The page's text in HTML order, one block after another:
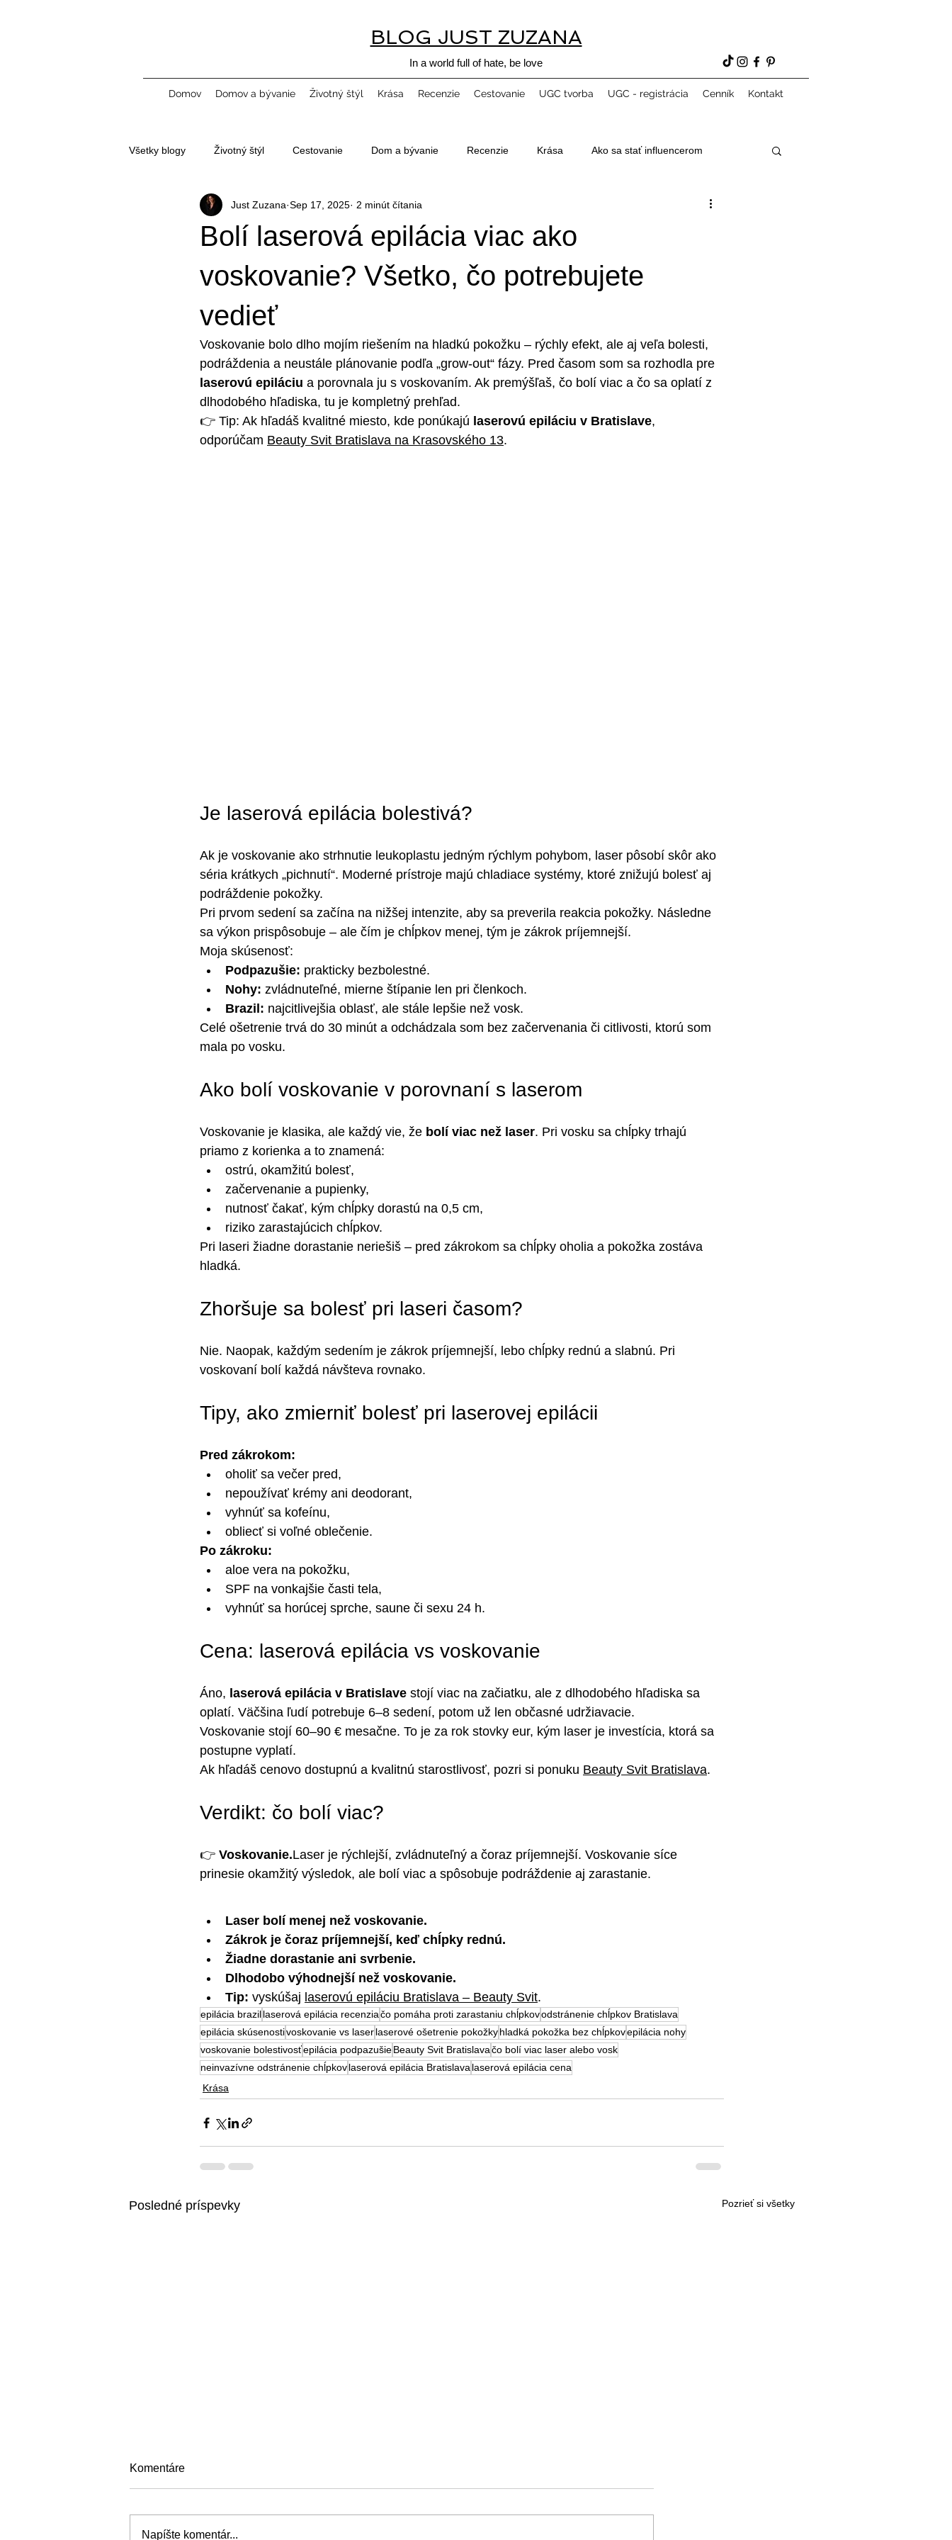
BLOG JUST ZUZANA
In a world full of hate, be love
Domov Domov a bývanie Životný štýl Krása Recenzie Cestovanie UGC tvorba UGC - registrácia Cenník Kontakt
Všetky blogy Životný štýl Cestovanie Dom a bývanie Recenzie Krása Ako sa stať influencerom
Tvorba obsahu a UGC
Bolí laserová epilácia viac ako
voskovanie? Všetko, čo potrebujete
vedieť
Just Zuzana Sep 17, 2025 2 minút čítania
Voskovanie bolo dlho mojím riešením na hladkú pokožku – rýchly efekt, ale aj veľa bolesti,
podráždenia a neustále plánovanie podľa „grow-out“ fázy. Pred časom som sa rozhodla pre
laserovú epiláciu a porovnala ju s voskovaním. Ak premýšľaš, čo bolí viac a čo sa oplatí z
dlhodobého hľadiska, tu je kompletný prehľad.
👉 Tip: Ak hľadáš kvalitné miesto, kde ponúkajú laserovú epiláciu v Bratislave,
odporúčam Beauty Svit Bratislava na Krasovského 13.
Je laserová epilácia bolestivá?
Ak je voskovanie ako strhnutie leukoplastu jedným rýchlym pohybom, laser pôsobí skôr ako
séria krátkych „pichnutí“. Moderné prístroje majú chladiace systémy, ktoré znižujú bolesť aj
podráždenie pokožky.
Pri prvom sedení sa začína na nižšej intenzite, aby sa preverila reakcia pokožky. Následne
sa výkon prispôsobuje – ale čím je chĺpkov menej, tým je zákrok príjemnejší.
Moja skúsenosť:
Podpazušie: prakticky bezbolestné.
Nohy: zvládnuteľné, mierne štípanie len pri členkoch.
Brazil: najcitlivejšia oblasť, ale stále lepšie než vosk.
Celé ošetrenie trvá do 30 minút a odchádzala som bez začervenania či citlivosti, ktorú som
mala po vosku.
Ako bolí voskovanie v porovnaní s laserom
Voskovanie je klasika, ale každý vie, že bolí viac než laser. Pri vosku sa chĺpky trhajú
priamo z korienka a to znamená:
ostrú, okamžitú bolesť,
začervenanie a pupienky,
nutnosť čakať, kým chĺpky dorastú na 0,5 cm,
riziko zarastajúcich chĺpkov.
Pri laseri žiadne dorastanie neriešiš – pred zákrokom sa chĺpky oholia a pokožka zostáva
hladká.
Zhoršuje sa bolesť pri laseri časom?
Nie. Naopak, každým sedením je zákrok príjemnejší, lebo chĺpky rednú a slabnú. Pri
voskovaní bolí každá návšteva rovnako.
Tipy, ako zmierniť bolesť pri laserovej epilácii
Pred zákrokom:
oholiť sa večer pred,
nepoužívať krémy ani deodorant,
vyhnúť sa kofeínu,
obliecť si voľné oblečenie.
Po zákroku:
aloe vera na pokožku,
SPF na vonkajšie časti tela,
vyhnúť sa horúcej sprche, saune či sexu 24 h.
Cena: laserová epilácia vs voskovanie
Áno, laserová epilácia v Bratislave stojí viac na začiatku, ale z dlhodobého hľadiska sa
oplatí. Väčšina ľudí potrebuje 6–8 sedení, potom už len občasné udržiavacie.
Voskovanie stojí 60–90 € mesačne. To je za rok stovky eur, kým laser je investícia, ktorá sa
postupne vyplatí.
Ak hľadáš cenovo dostupnú a kvalitnú starostlivosť, pozri si ponuku Beauty Svit Bratislava.
Verdikt: čo bolí viac?
👉 Voskovanie.Laser je rýchlejší, zvládnuteľný a čoraz príjemnejší. Voskovanie síce
prinesie okamžitý výsledok, ale bolí viac a spôsobuje podráždenie aj zarastanie.
Laser bolí menej než voskovanie.
Zákrok je čoraz príjemnejší, keď chĺpky rednú.
Žiadne dorastanie ani svrbenie.
Dlhodobo výhodnejší než voskovanie.
Tip: vyskúšaj laserovú epiláciu Bratislava – Beauty Svit.
epilácia brazillaserová epilácia recenziačo pomáha proti zarastaniu chĺpkovodstránenie chĺpkov Bratislava
epilácia skúsenostivoskovanie vs laserlaserové ošetrenie pokožkyhladká pokožka bez chĺpkovepilácia nohy
voskovanie bolestivosťepilácia podpazušieBeauty Svit Bratislavačo bolí viac laser alebo vosk
neinvazívne odstránenie chĺpkovlaserová epilácia Bratislavalaserová epilácia cena
Krása
Posledné príspevky Pozrieť si všetky
Komentáre
Napíšte komentár...